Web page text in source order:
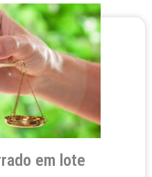
em lote